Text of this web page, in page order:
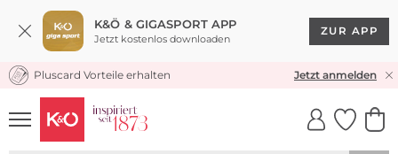
K&Ö & GIGASPORT APP
Jetzt kostenlos downloaden
ZUR APP
KOSTENLOSER VERSAND* & RÜCKVERSAND
Pluscard Vorteile erhalten Jetzt anmelden
UNSERE APP
CLICK &